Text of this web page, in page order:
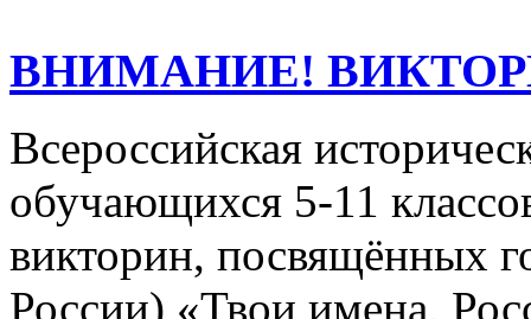
ВНИМАНИЕ!
Всероссийская
обучающихся 5-11
викторин, посвящённых
России) «Твои имена,